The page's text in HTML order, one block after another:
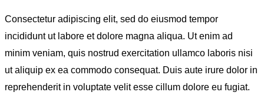
Consectetur adipiscing elit, sed do eiusmod tempor
incididunt ut labore et dolore magna aliqua. Ut enim ad
minim veniam, quis nostrud exercitation ullamco laboris nisi
ut aliquip ex ea commodo consequat. Duis aute irure dolor in
reprehenderit in voluptate velit esse cillum dolore eu fugiat.